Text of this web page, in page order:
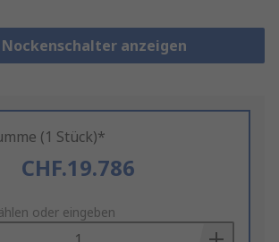
anzeigen
(1 Stück)*
CHF.19.786
oder eingeben